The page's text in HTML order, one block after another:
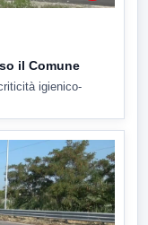
il Comune
igienico-